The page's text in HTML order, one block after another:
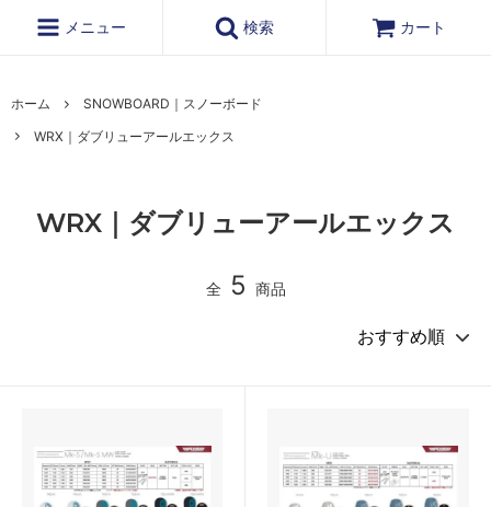
メニュー 検索 カート
ホーム
SNOWBOARD｜スノーボード
WRX｜ダブリューアールエックス
WRX｜ダブリューアールエックス
全 5 商品